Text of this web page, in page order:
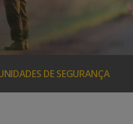
DE SEGURANÇA